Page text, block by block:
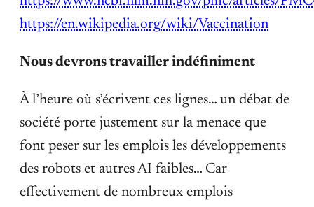
https://en.wikipedia.org/wiki/Vaccination
Nous devrons travailler indéfiniment
À l’heure où s’écrivent ces lignes… un débat de
société porte justement sur la menace que
font peser sur les emplois les développements
des robots et autres AI faibles… Car
effectivement de nombreux emplois